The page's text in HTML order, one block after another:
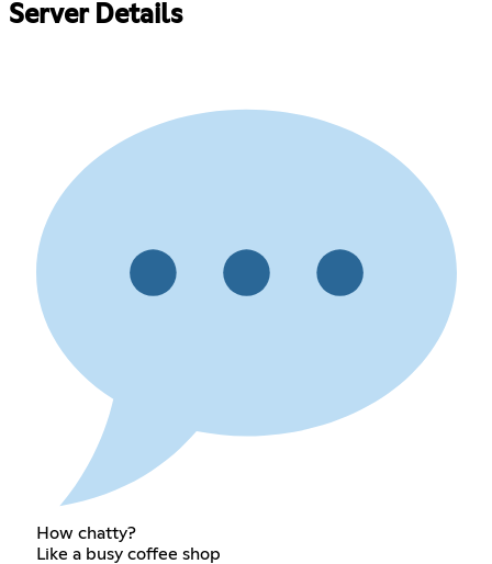
Server Details
How chatty?
Like a busy coffee shop